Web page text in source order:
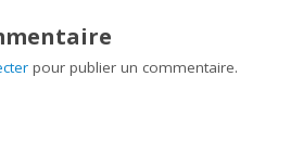
pour publier un commentaire.